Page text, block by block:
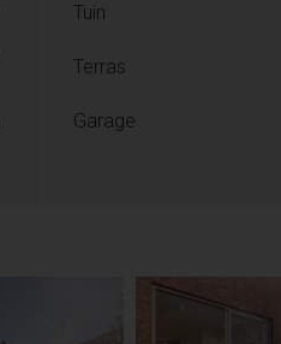
Tuin
Terras
Garage